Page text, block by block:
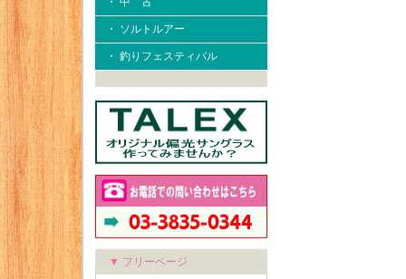
・ ソルトルアー
・ 釣りフェスティバル
▼ フリーページ